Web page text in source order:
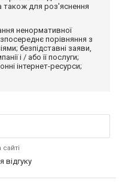
також для роз'яснення
ненормативної
порівняння з
безпідставні заяви,
і / або її послуги;
інтернет-ресурси;
відгуку